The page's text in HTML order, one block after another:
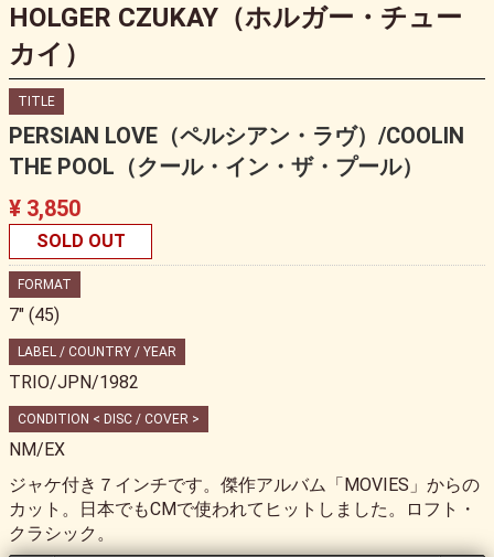
HOLGER CZUKAY（ホルガー・チュー
カイ）
TITLE
PERSIAN LOVE（ペルシアン・ラヴ）/COOLIN
THE POOL（クール・イン・ザ・プール）
¥ 3,850
SOLD OUT
FORMAT
7" (45)
LABEL / COUNTRY / YEAR
TRIO/JPN/1982
CONDITION < DISC / COVER >
NM/EX
ジャケ付き７インチです。傑作アルバム「MOVIES」からの
カット。日本でもCMで使われてヒットしました。ロフト・
クラシック。